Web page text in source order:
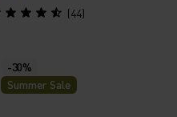
(44)
-30%
Summer Sale